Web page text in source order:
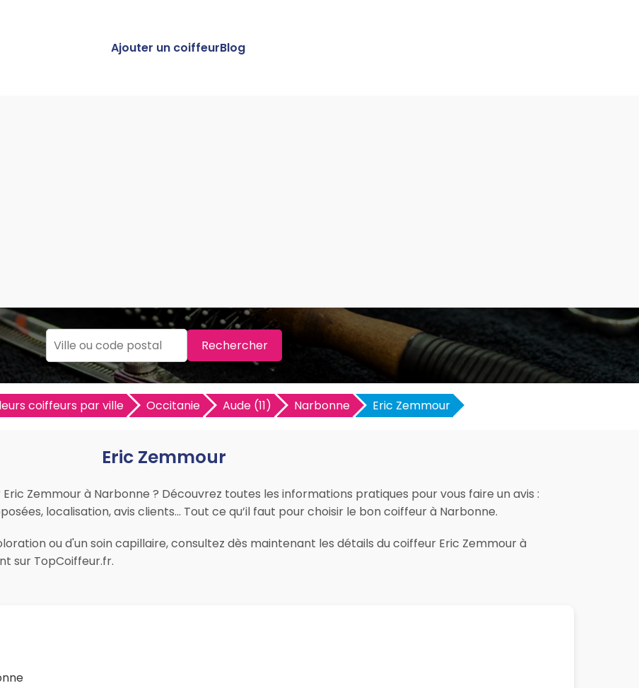
Ajouter un coiffeurBlog
Rechercher
coiffeurs par ville Occitanie Aude (11) Narbonne Eric Zemmour
Eric Zemmour
Zemmour à Narbonne ? Découvrez toutes les informations pratiques pour vous faire un avis :
localisation, avis clients… Tout ce qu’il faut pour choisir le bon coiffeur à Narbonne.
ou d'un soin capillaire, consultez dès maintenant les détails du coiffeur Eric Zemmour à
sur TopCoiffeur.fr.